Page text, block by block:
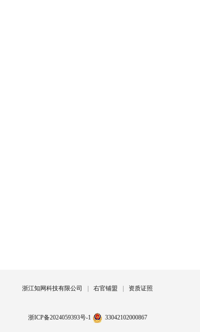
浙江知网科技有限公司 右官铺盟 资质证照
浙ICP备2024059393号-1 33042102000867